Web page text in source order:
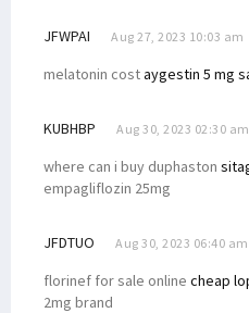
JFWPAI Aug 27, 2023 10:03 am
melatonin costaygestin 5 mg
KUBHBP Aug 30, 2023 02:30 am
where can i buy duphaston
empagliflozin 25mg
JFDTUO Aug 30, 2023 06:40 am
florinef for sale online cheap
2mg brand